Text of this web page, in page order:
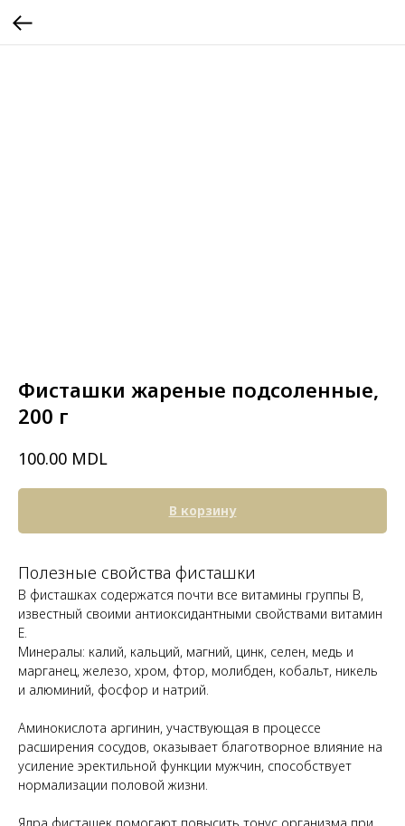
Фисташки жареные подсоленные,
200 г
100.00 MDL
В корзину
Полезные свойства фисташки
В фисташках содержатся почти все витамины группы В,
известный своими антиоксидантными свойствами витамин
Е.
Минералы: калий, кальций, магний, цинк, селен, медь и
марганец, железо, хром, фтор, молибден, кобальт, никель
и алюминий, фосфор и натрий.
Аминокислота аргинин, участвующая в процессе
расширения сосудов, оказывает благотворное влияние на
усиление эректильной функции мужчин, способствует
нормализации половой жизни.
Ядра фисташек помогают повысить тонус организма при